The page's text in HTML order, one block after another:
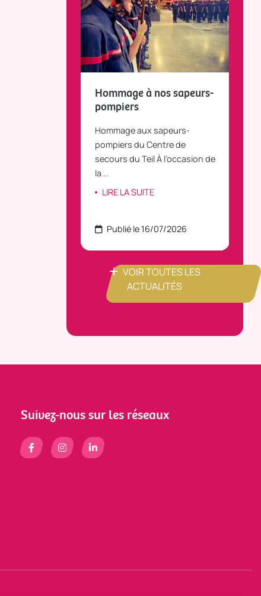
Hommage à nos sapeurs-
pompiers
Hommage aux sapeurs-
pompiers du Centre de
secours du Teil À l'occasion de
la...
LIRE LA SUITE
Publié le 16/07/2026
VOIR TOUTES LES
ACTUALITÉS
Suivez-nous sur les réseaux